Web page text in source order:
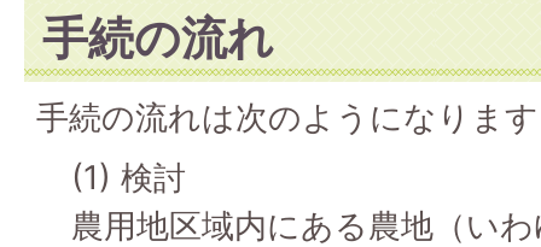
手続の流れ
手続の流れは次のようになりま
(1) 検討
農用地区域内にある農地（い